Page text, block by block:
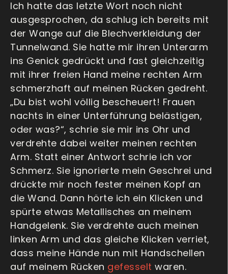
Ich hatte das letzte Wort noch nicht
ausgesprochen, da schlug ich bereits mit
der Wange auf die Blechverkleidung der
Tunnelwand. Sie hatte mir ihren Unterarm
ins Genick gedrückt und fast gleichzeitig
mit ihrer freien Hand meine rechten Arm
schmerzhaft auf meinen Rücken gedreht.
„Du bist wohl völlig bescheuert! Frauen
nachts in einer Unterführung belästigen,
oder was?“, schrie sie mir ins Ohr und
verdrehte dabei weiter meinen rechten
Arm. Statt einer Antwort schrie ich vor
Schmerz. Sie ignorierte mein Geschrei und
drückte mir noch fester meinen Kopf an
die Wand. Dann hörte ich ein Klicken und
spürte etwas Metallisches an meinem
Handgelenk. Sie verdrehte auch meinen
linken Arm und das gleiche Klicken verriet,
dass meine Hände nun mit Handschellen
auf meinem Rücken gefesselt waren.